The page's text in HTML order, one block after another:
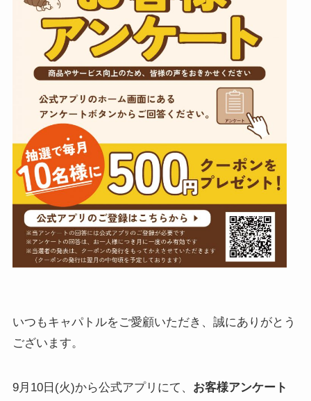
いつもキャパトルをご愛顧いただき、誠にありがとう
ございます。
9月10日(火)から公式アプリにて、 お客様アンケート